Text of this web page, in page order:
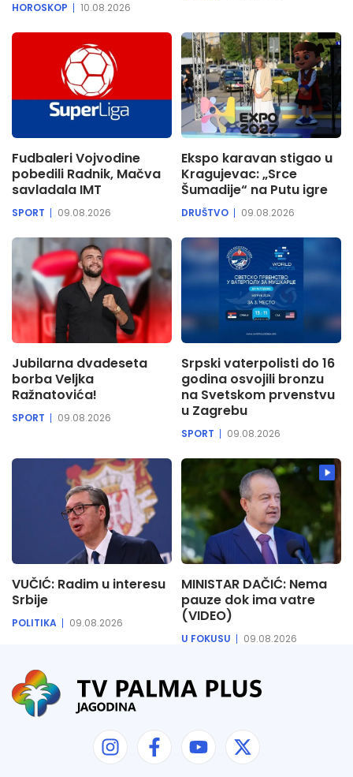
HOROSKOP 10.08.2026
Fudbaleri Vojvodine
pobedili Radnik, Mačva
savladala IMT
SPORT 09.08.2026
Ekspo karavan stigao u
Kragujevac: „Srce
Šumadije“ na Putu igre
DRUŠTVO 09.08.2026
Jubilarna dvadeseta
borba Veljka
Ražnatovića!
SPORT 09.08.2026
Srpski vaterpolisti do 16
godina osvojili bronzu
na Svetskom prvenstvu
u Zagrebu
SPORT 09.08.2026
VUČIĆ: Radim u interesu
Srbije
POLITIKA 09.08.2026
MINISTAR DAČIĆ: Nema
pauze dok ima vatre
(VIDEO)
U FOKUSU 09.08.2026